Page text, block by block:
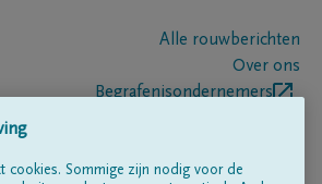
Alle rouwberichten
Over ons
Begrafenisondernemers
cookies. Sommige zijn nodig voor de